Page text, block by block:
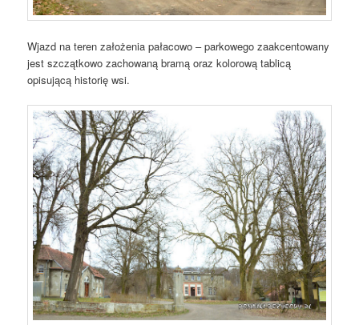
Wjazd na teren założenia pałacowo – parkowego zaakcentowany
jest szczątkowo zachowaną bramą oraz kolorową tablicą
opisującą historię wsi.